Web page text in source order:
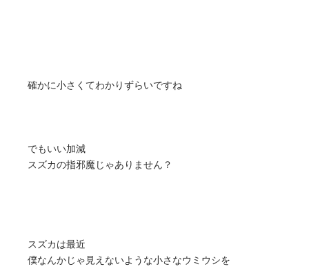
確かに小さくてわかりずらいですね
でもいい加減
スズカの指邪魔じゃありません？
スズカは最近
僕なんかじゃ見えないような小さなウミウシを